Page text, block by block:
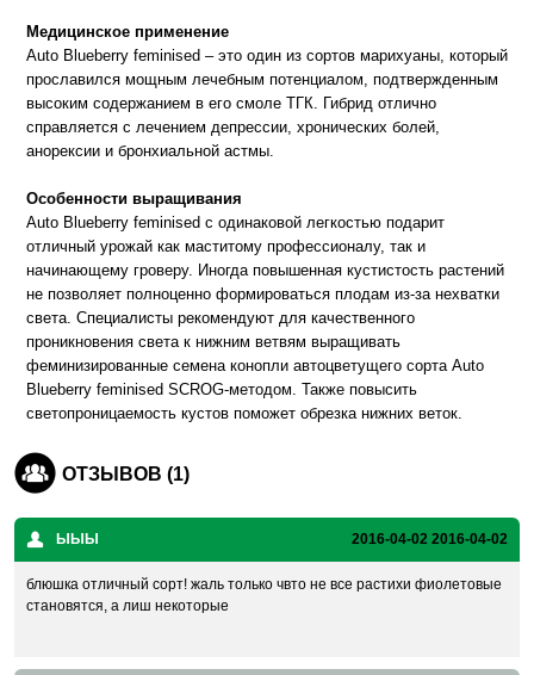
Auto Blueberry feminised – это один из сортов марихуаны, который
прославился мощным лечебным потенциалом, подтвержденным
высоким содержанием в его смоле ТГК. Гибрид отлично
справляется с лечением депрессии, хронических болей,
Auto Blueberry feminised с одинаковой легкостью подарит
отличный урожай как маститому профессионалу, так и
начинающему гроверу. Иногда повышенная кустистость растений
не позволяет полноценно формироваться плодам из-за нехватки
света. Специалисты рекомендуют для качественного
проникновения света к нижним ветвям выращивать
феминизированные семена конопли автоцветущего сорта Auto
Blueberry feminised SCROG-методом. Также повысить
светопроницаемость кустов поможет обрезка нижних веток.
ОТЗЫВОВ (1)
ЫЫЫ 2016-04-02 2016-04-02
блюшка отличный сорт! жаль только чвто не все растихи фиолетовые
становятся, а лиш некоторые